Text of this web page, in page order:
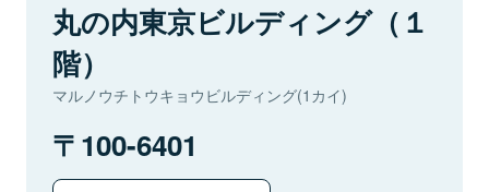
丸の内東京ビルディング（１
階）
マルノウチトウキョウビルディング(1カイ)
100-6401